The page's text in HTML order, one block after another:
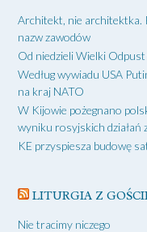
Architekt, nie architektka.
nazw zawodów
Od niedzieli Wielki
Według wywiadu USA
na kraj NATO
W Kijowie pożegnano
wyniku rosyjskich działań
KE przyspiesza budowę
LITURGIA Z
Nie tracimy niczego